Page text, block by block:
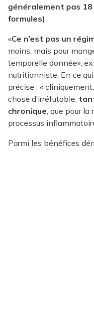
généralement pas
formules)
«Ce n’est pas un
moins, mais pour
temporelle donnée»,
nutritionniste. En ce
précise : «
chose d’irréfutable,
chronique , que pour
processus
Parmi les bénéfices